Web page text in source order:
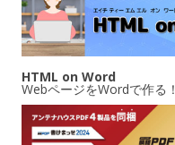
HTML on Word
WebページをWordで作る！